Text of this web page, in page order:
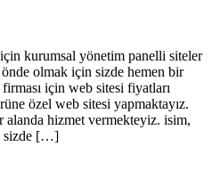
kurumsal yönetim panelli siteler
olmak için sizde hemen bir
için web sitesi fiyatları
özel web sitesi yapmaktayız.
hizmet vermekteyiz. isim,
sizde […]